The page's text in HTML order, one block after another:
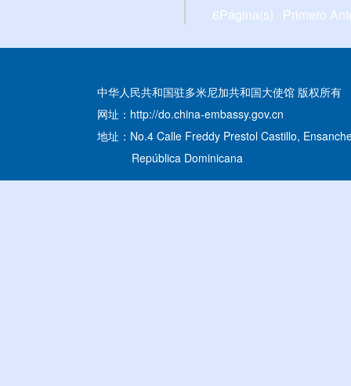
6Página(s) Primero
中华人民共和国驻多米尼加共和国大使馆 版权所有
网址：http://do.china-embassy.gov.cn
地址：No.4 Calle Freddy Prestol Castillo,
República Dominicana